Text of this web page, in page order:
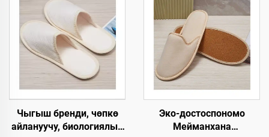
Чыгыш бренди, чөпкө
айлануучу, биологиялык
Эко-достоспономо
Мейманхана